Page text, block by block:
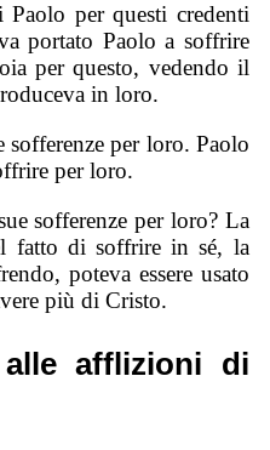
per questi credenti
portato Paolo a soffrire
per questo, vedendo il
in loro.
sofferenze per loro. Paolo
per loro.
sofferenze per loro? La
fatto di soffrire in sé, la
poteva essere usato
più di Cristo.
afflizioni di